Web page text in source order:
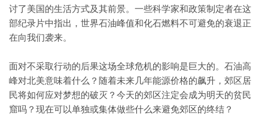
讨了美国的生活方式及其前景。一些科学家和政策制定者在这
部纪录片中指出，世界石油峰值和化石燃料不可避免的衰退正
在向我们袭来。
面对不采取行动的后果这场全球危机的影响是巨大的。石油高
峰对北美意味着什么？随着未来几年能源价格的飙升，郊区居
民将如何应对梦想的破灭？今天的郊区注定会成为明天的贫民
窟吗？现在可以单独或集体做些什么来避免郊区的终结？